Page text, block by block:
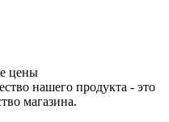
цены
нашего продукта - это
магазина.